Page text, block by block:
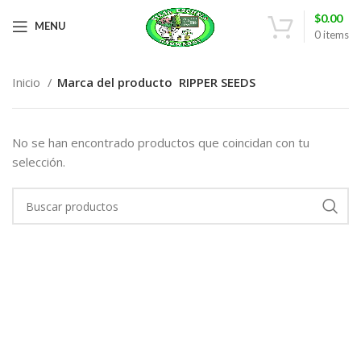
MENU
0items
$0.00
Inicio Marca del producto RIPPER SEEDS
No se han encontrado productos que coincidan con tu
selección.